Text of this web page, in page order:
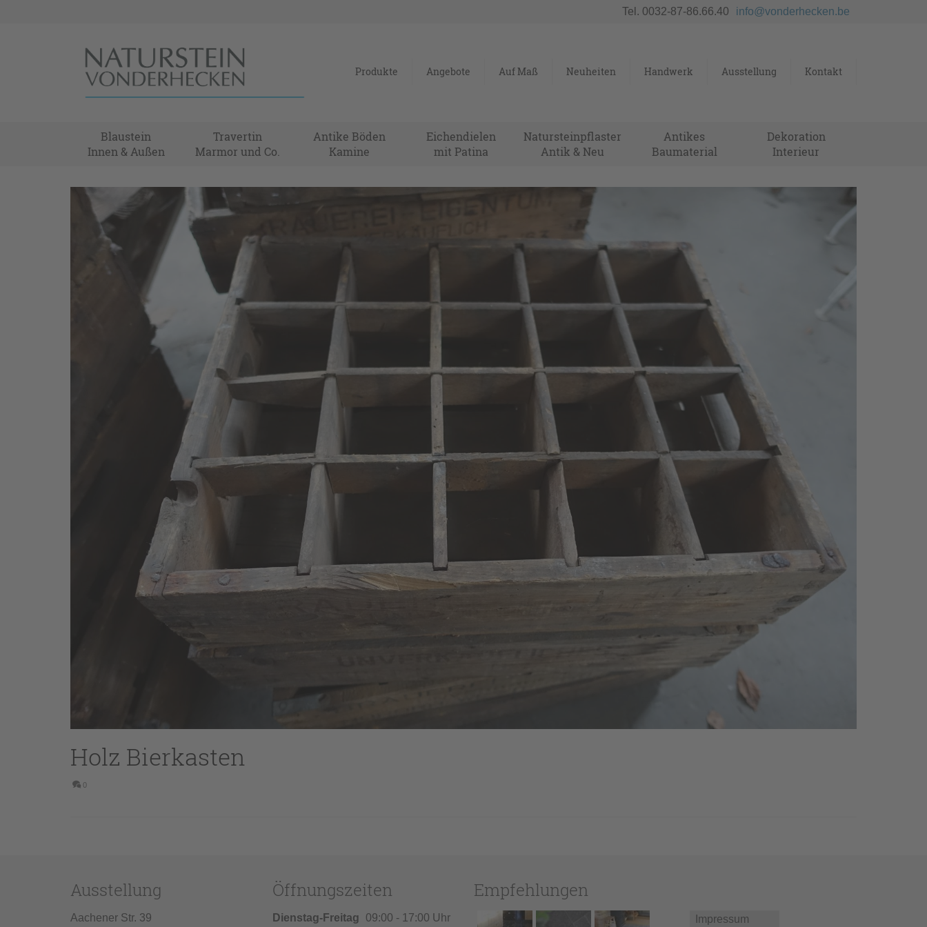
Tel. 0032-87-86.66.40 info@vonderhecken.be
Produkte Angebote Auf Maß Neuheiten Handwerk Ausstellung Kontakt
Blaustein
Innen & Außen
Travertin
Marmor und Co.
Antike Böden
Kamine
Eichendielen
mit Patina
Natursteinpflaster
Antik & Neu
Antikes
Baumaterial
Dekoration
Interieur
Holz Bierkasten
0
Ausstellung
Aachener Str. 39
Öffnungszeiten
Dienstag-Freitag 09:00 - 17:00 Uhr
Empfehlungen
Impressum